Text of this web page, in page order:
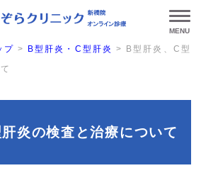
MENU
プ > B型肝炎・C型肝炎 >
B型肝炎、C型
炎の検査と治療について